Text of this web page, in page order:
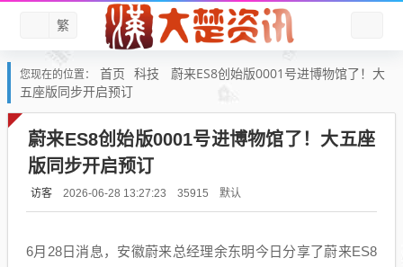
繁
您现在的位置： 首页 科技
蔚来ES8创始版0001号进博物馆了！大
五座版同步开启预订
蔚来ES8创始版0001号进博物馆了！大五座
版同步开启预订
访客 2026-06-28 13:27:23 35915 默认
6月28日消息，安徽蔚来总经理余东明今日分享了蔚来ES8